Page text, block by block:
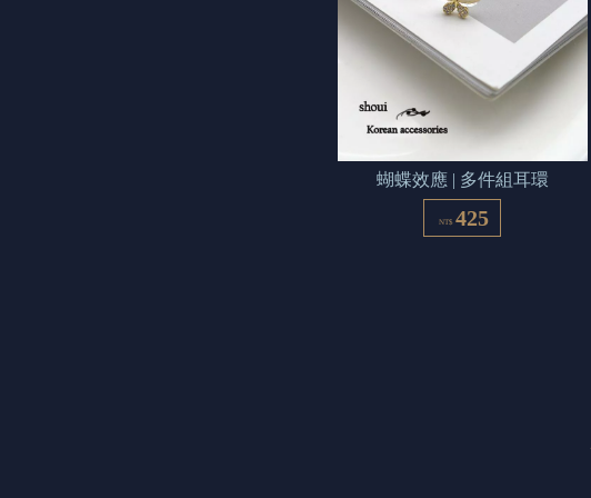
NT$ 425
蝴蝶效應 | 多件組耳環